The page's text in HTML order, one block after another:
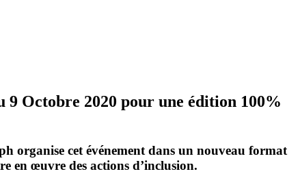
Octobre 2020 pour une édition 100%
organise cet événement dans un nouveau format
en œuvre des actions d’inclusion.